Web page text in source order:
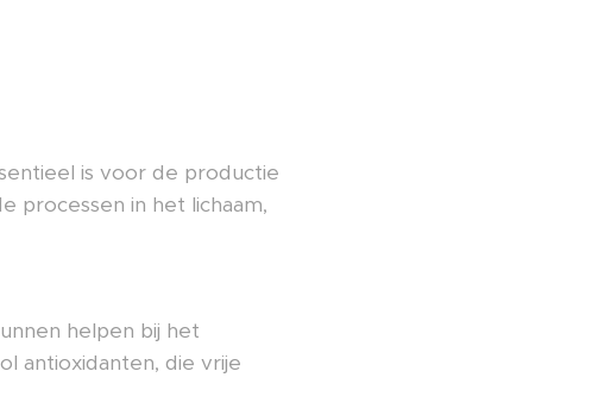
is voor de productie
processen in het lichaam,
helpen bij het
antioxidanten, die vrije